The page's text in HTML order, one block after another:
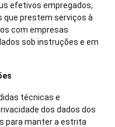
efetivos empregados,
prestem serviços à
com empresas
sob instruções e em
técnicas e
dos dados dos
para manter a estrita